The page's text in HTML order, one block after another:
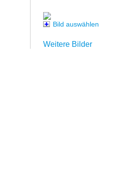
Bild auswählen
Weitere Bilder